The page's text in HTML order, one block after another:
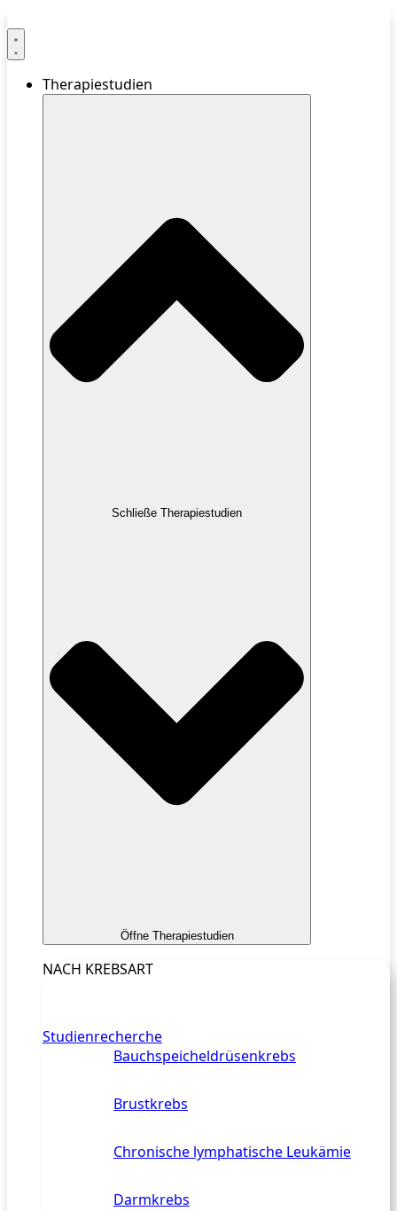
Therapiestudien
Schließe Therapiestudien
Öffne Therapiestudien
NACH KREBSART
Studienrecherche
Bauchspeicheldrüsenkrebs
Brustkrebs
Chronische lymphatische Leukämie
Darmkrebs